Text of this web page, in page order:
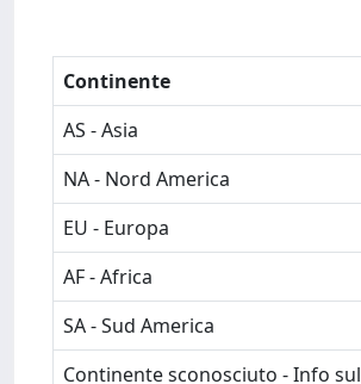
Continente
AS - Asia
NA - Nord America
EU - Europa
AF - Africa
SA - Sud America
Continente sconosciuto - Info sul